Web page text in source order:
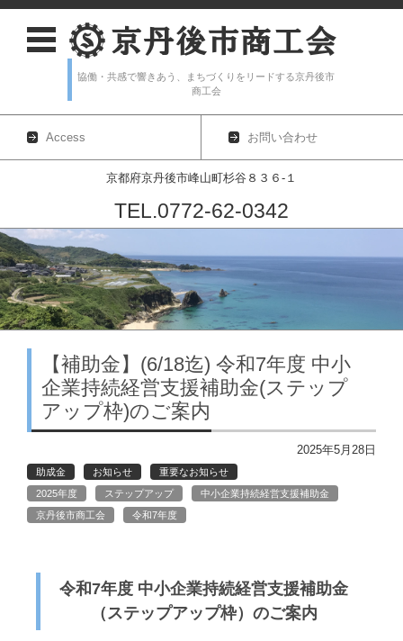
協働・共感で響きあう、まちづくりをリードする京丹後市
商工会
Access お問い合わせ
京都府京丹後市峰山町杉谷８３６-１
TEL.0772-62-0342
コンテンツに移動
【補助金】(6/18迄) 令和7年度 中小
企業持続経営支援補助金(ステップ
アップ枠)のご案内
2025年5月28日
助成金 お知らせ
重要なお知らせ
2025年度
ステップアップ
中小企業持続経営支援補助金
京丹後市商工会
令和7年度
令和7年度 中小企業持続経営支援補助金
（ステップアップ枠）のご案内